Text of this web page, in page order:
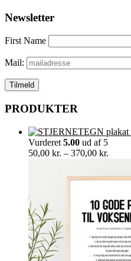
Newsletter
First Name
Mail:
PRODUKTER
Vurderet 5.00 ud af 5
50,00 kr. – 370,00 kr.